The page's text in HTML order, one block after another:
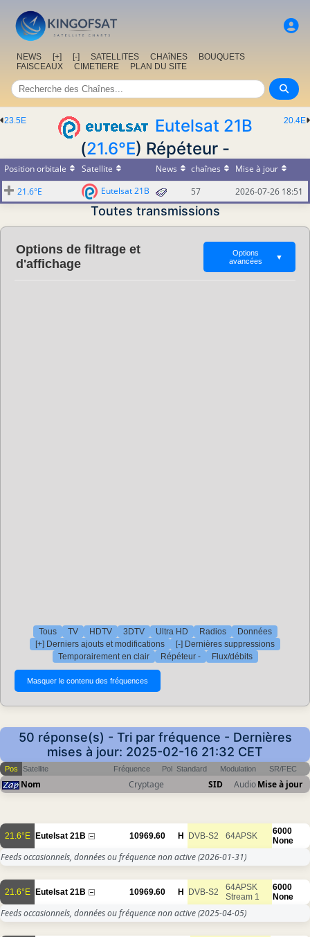
NEWS [+] [-] SATELLITES CHAîNES
BOUQUETS
FAISCEAUX
CIMETIERE PLAN DU SITE
20.4E
23.5E
Eutelsat 21B
(21.6°E) Répéteur -
Position orbitale Satellite News chaînes
Mise à jour
21.6°E
Eutelsat 21B 57 2026-07-26 18:51
Toutes transmissions
Options de filtrage et
d'affichage
Options
avancées
▼
Tous TV HDTV 3DTV Ultra HD Radios
Données
[+] Derniers ajouts et modifications
[-] Dernières suppressions
Temporairement en clair
Répéteur - Flux/débits
50 réponse(s) - Tri par fréquence - Dernières
mises à jour: 2025-02-16 21:32 CET
Pos Satellite Fréquence Pol Standard Modulation SR/FEC
Nom Cryptage SID AudioMise à jour
21.6°E Eutelsat 21B 10969.60 H DVB-S2 64APSK
6000
None
Feeds occasionnels, données ou fréquence non active(2026-01-31)
21.6°E Eutelsat 21B 10969.60 H DVB-S2
64APSK
Stream 1
6000
None
Feeds occasionnels, données ou fréquence non active(2025-04-05)